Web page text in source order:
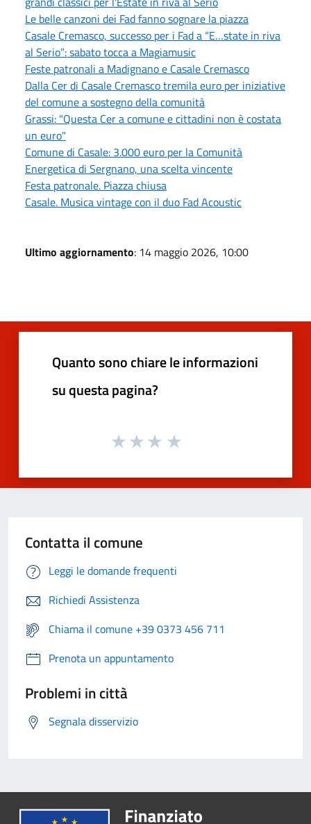
Le belle canzoni dei Fad fanno sognare la piazza
Casale Cremasco, successo per i Fad a “E…state in riva
al Serio”: sabato tocca a Magiamusic
Feste patronali a Madignano e Casale Cremasco
Dalla Cer di Casale Cremasco tremila euro per iniziative
del comune a sostegno della comunità
Grassi: "Questa Cer a comune e cittadini non è costata
un euro"
Comune di Casale: 3.000 euro per la Comunità
Energetica di Sergnano, una scelta vincente
Festa patronale. Piazza chiusa
Casale. Musica vintage con il duo Fad Acoustic
Ultimo aggiornamento: 14 maggio 2026, 10:00
Quanto sono chiare le informazioni
su questa pagina?
Contatta il comune
Leggi le domande frequenti
Richiedi Assistenza
Chiama il comune +39 0373 456 711
Prenota un appuntamento
Problemi in città
Segnala disservizio